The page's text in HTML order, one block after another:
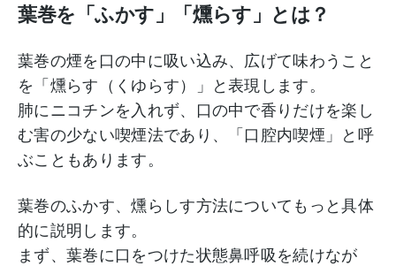
葉巻を「ふかす」「燻らす」とは？
葉巻の煙を口の中に吸い込み、広げて味わうこと
を「燻らす（くゆらす）」と表現します。
肺にニコチンを入れず、口の中で香りだけを楽し
む害の少ない喫煙法であり、「口腔内喫煙」と呼
ぶこともあります。
葉巻のふかす、燻らしす方法についてもっと具体
的に説明します。
まず、葉巻に口をつけた状態鼻呼吸を続けなが